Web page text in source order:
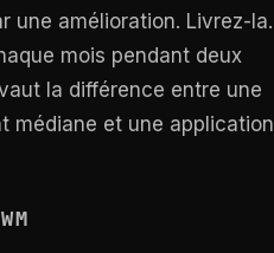
une amélioration. Livrez-la.
mois pendant deux
la différence entre une
médiane et une application